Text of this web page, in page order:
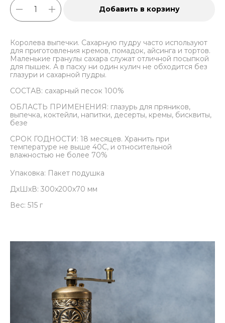
Добавить в корзину
Королева выпечки. Сахарную пудру часто используют
для приготовления кремов, помадок, айсинга и тортов.
Маленькие гранулы сахара служат отличной посыпкой
для пышек. А в пасху ни один кулич не обходится без
глазури и сахарной пудры.
СОСТАВ: сахарный песок 100%
ОБЛАСТЬ ПРИМЕНЕНИЯ: глазурь для пряников,
выпечка, коктейли, напитки, десерты, кремы, бисквиты,
безе
СРОК ГОДНОСТИ: 18 месяцев. Хранить при
температуре не выше 40С, и относительной
влажностью не более 70%
Упаковка: Пакет подушка
ДxШxВ: 300x200x70 мм
Вес: 515 г